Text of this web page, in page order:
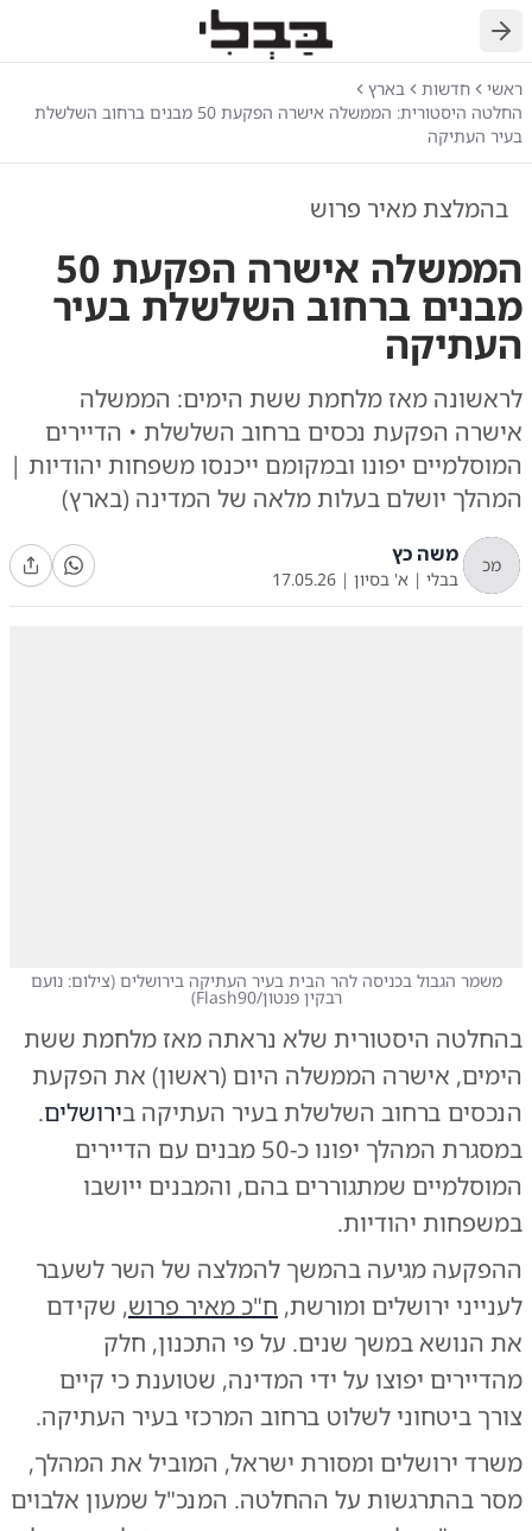
חזרה
ראשי חדשות
בארץ
החלטה היסטורית: הממשלה אישרה הפקעת 50 מבנים ברחוב השלשלת
בעיר העתיקה
בהמלצת מאיר פרוש
הממשלה אישרה הפקעת 50
מבנים ברחוב השלשלת בעיר
העתיקה
לראשונה מאז מלחמת ששת הימים: הממשלה
אישרה הפקעת נכסים ברחוב השלשלת • הדיירים
המוסלמיים יפונו ובמקומם ייכנסו משפחות יהודיות |
המהלך יושלם בעלות מלאה של המדינה (בארץ)
מכ משה כץ
בבלי | א' בסיון |
17.05.26
משמר הגבול בכניסה להר הבית בעיר העתיקה בירושלים (צילום: נועם
רבקין פנטון/Flash90 )
בהחלטה היסטורית שלא נראתה מאז מלחמת ששת
הימים, אישרה הממשלה היום (ראשון) את הפקעת
הנכסים ברחוב השלשלת בעיר העתיקה בירושלים.
במסגרת המהלך יפונו כ-50 מבנים עם הדיירים
המוסלמיים שמתגוררים בהם, והמבנים ייושבו
במשפחות יהודיות.
ההפקעה מגיעה בהמשך להמלצה של השר לשעבר
לענייני ירושלים ומורשת, ח"כ מאיר פרוש, שקידם
את הנושא במשך שנים. על פי התכנון, חלק
מהדיירים יפוצו על ידי המדינה, שטוענת כי קיים
צורך ביטחוני לשלוט ברחוב המרכזי בעיר העתיקה.
משרד ירושלים ומסורת ישראל, המוביל את המהלך,
מסר בהתרגשות על ההחלטה. המנכ"ל שמעון אלבוים